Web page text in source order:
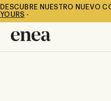
DESCUBRE NUESTRO NUEVO
YOURS -